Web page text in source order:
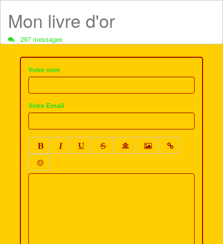
Mon livre d'or
297 messages
Votre nom
Votre Email